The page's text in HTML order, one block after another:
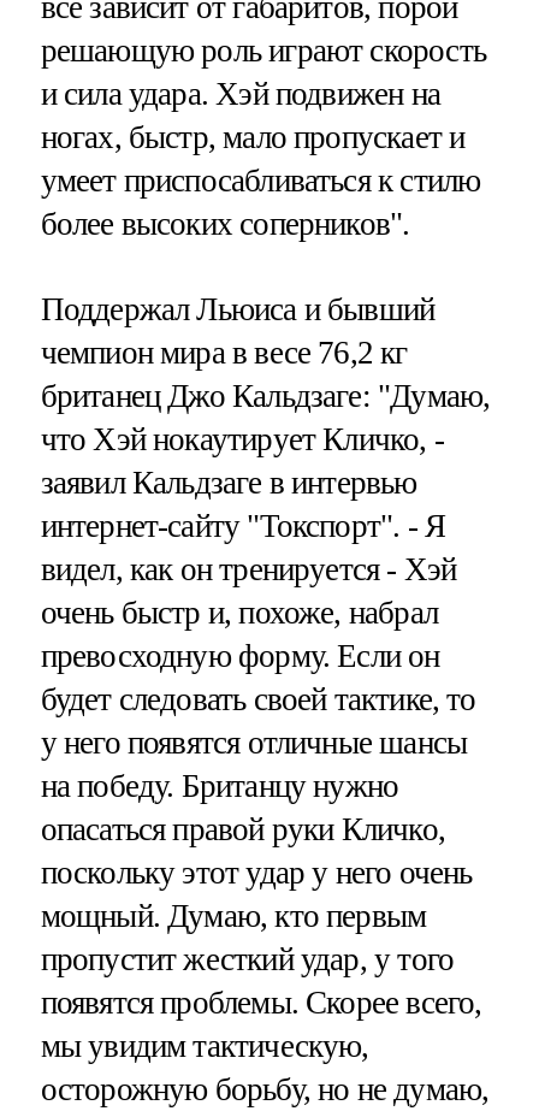
решающую роль играют скорость
и сила удара. Хэй подвижен на
ногах, быстр, мало пропускает и
умеет приспосабливаться к стилю
более высоких соперников".
Поддержал Льюиса и бывший
чемпион мира в весе 76,2 кг
британец Джо Кальдзаге: "Думаю,
что Хэй нокаутирует Кличко, -
заявил Кальдзаге в интервью
интернет-сайту "Токспорт". - Я
видел, как он тренируется - Хэй
очень быстр и, похоже, набрал
превосходную форму. Если он
будет следовать своей тактике, то
у него появятся отличные шансы
на победу. Британцу нужно
опасаться правой руки Кличко,
поскольку этот удар у него очень
мощный. Думаю, кто первым
пропустит жесткий удар, у того
появятся проблемы. Скорее всего,
мы увидим тактическую,
осторожную борьбу, но не думаю,